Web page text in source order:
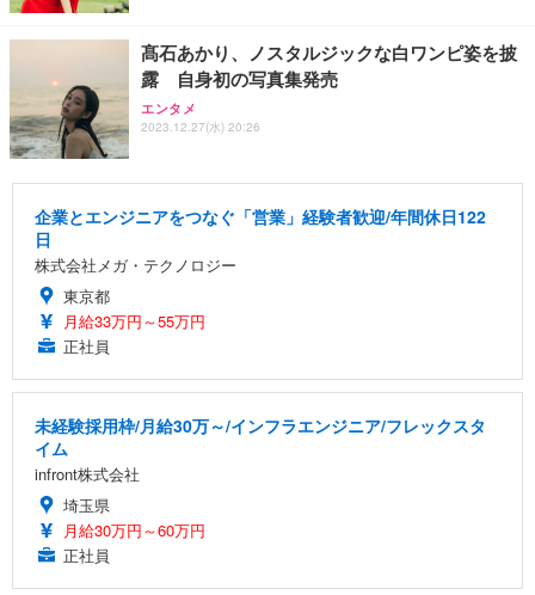
髙石あかり、ノスタルジックな白ワンピ姿を披
露 自身初の写真集発売
エンタメ
2023.12.27(水) 20:26
企業とエンジニアをつなぐ「営業」経験者歓迎/年間休日122
日
株式会社メガ・テクノロジー
東京都
月給33万円～55万円
正社員
未経験採用枠/月給30万～/インフラエンジニア/フレックスタ
イム
infront株式会社
埼玉県
月給30万円～60万円
正社員